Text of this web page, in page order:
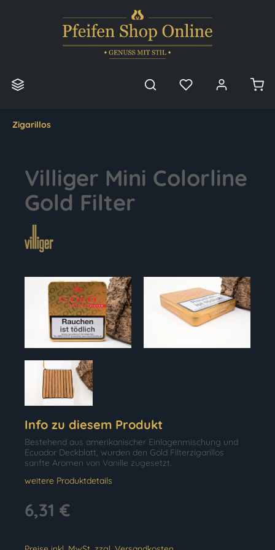
Zigarillos
Villiger Mini Colorline
Gold Filter
Info zu diesem Produkt
Bestehend aus amerikanischer Einlagenmischung und
Ecuador Deckblatt, wurden den Gold Filterzigarillos
sanfte Aromen von Vanille zugesetzt.
weitere Produktdetails
6,31 €